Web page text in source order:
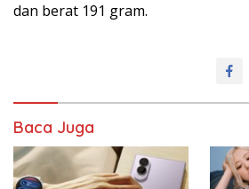
dan berat 191 gram.
Baca Juga